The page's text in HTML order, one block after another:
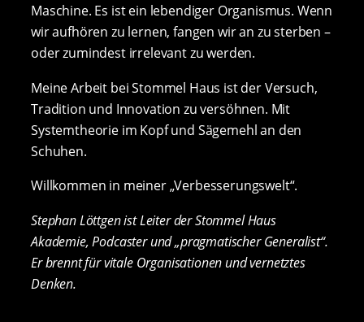
Maschine. Es ist ein lebendiger Organismus. Wenn
wir aufhören zu lernen, fangen wir an zu sterben –
oder zumindest irrelevant zu werden.
Meine Arbeit bei Stommel Haus ist der Versuch,
Tradition und Innovation zu versöhnen. Mit
Systemtheorie im Kopf und Sägemehl an den
Schuhen.
Willkommen in meiner „Verbesserungswelt“.
Stephan Löttgen ist Leiter der Stommel Haus
Akademie, Podcaster und „pragmatischer Generalist“.
Er brennt für vitale Organisationen und vernetztes
Denken.